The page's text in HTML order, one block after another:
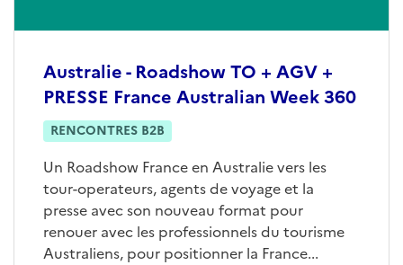
Australie - Roadshow TO + AGV +
PRESSE France Australian Week 360
RENCONTRES B2B
Un Roadshow France en Australie vers les
tour-operateurs, agents de voyage et la
presse avec son nouveau format pour
renouer avec les professionnels du tourisme
Australiens, pour positionner la France...